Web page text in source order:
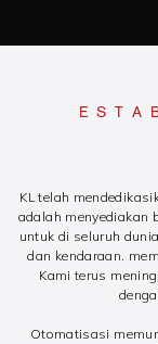
KL telah
adalah menyediakan
untuk di seluruh
dan kendaraan.
Kami terus
Otomatisasi